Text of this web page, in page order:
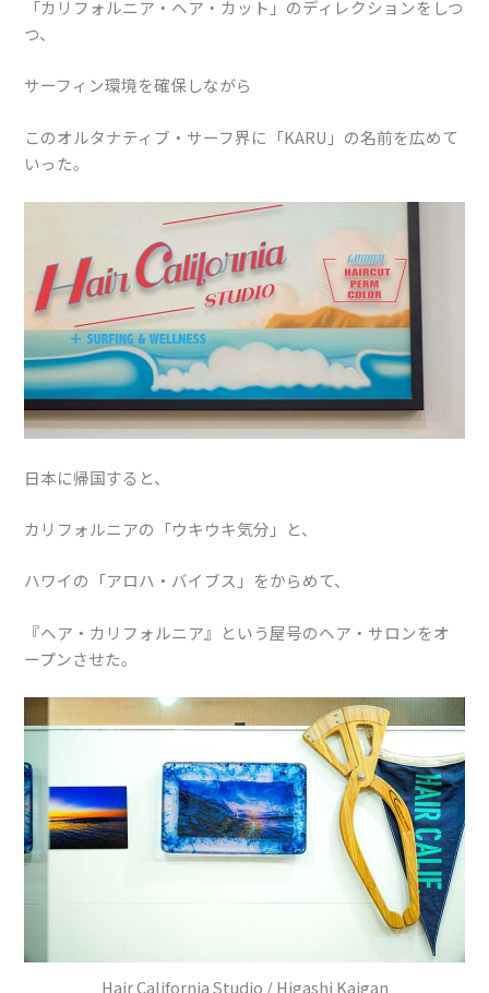
「カリフォルニア・ヘア・カット」のディレクションをしつ
つ、
サーフィン環境を確保しながら
このオルタナティブ・サーフ界に「KARU」の名前を広めて
いった。
日本に帰国すると、
カリフォルニアの「ウキウキ気分」と、
ハワイの「アロハ・バイブス」をからめて、
『ヘア・カリフォルニア』という屋号のヘア・サロンをオ
ープンさせた。
Hair California Studio / Higashi Kaigan